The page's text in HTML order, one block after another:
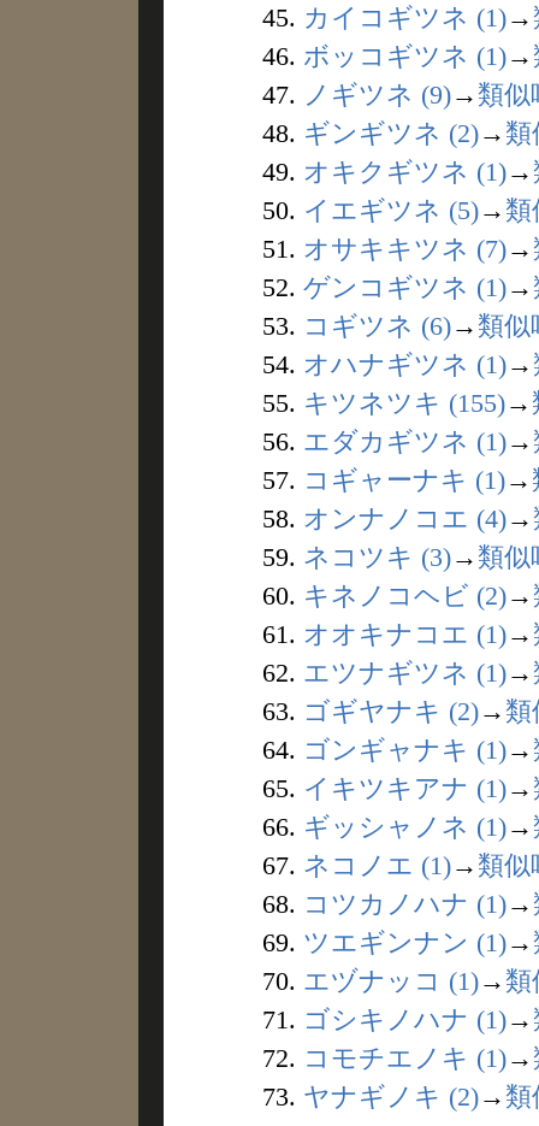
45. カイコギツネ (1)→
46. ボッコギツネ (1)→
47. ノギツネ (9)→ 類似
48. ギンギツネ (2)→ 類
49. オキクギツネ (1)→
50. イエギツネ (5)→ 類
51. オサキキツネ (7)→
52. ゲンコギツネ (1)→
53. コギツネ (6)→ 類似
54. オハナギツネ (1)→
55. キツネツキ (155)→
56. エダカギツネ (1)→
57. コギャーナキ (1)→
58. オンナノコエ (4)→
59. ネコツキ (3)→ 類似
60. キネノコヘビ (2)→
61. オオキナコエ (1)→
62. エツナギツネ (1)→
63. ゴギヤナキ (2)→ 類
64. ゴンギャナキ (1)→
65. イキツキアナ (1)→
66. ギッシャノネ (1)→
67. ネコノエ (1)→ 類似
68. コツカノハナ (1)→
69. ツエギンナン (1)→
70. エヅナッコ (1)→ 類
71. ゴシキノハナ (1)→
72. コモチエノキ (1)→
73. ヤナギノキ (2)→ 類